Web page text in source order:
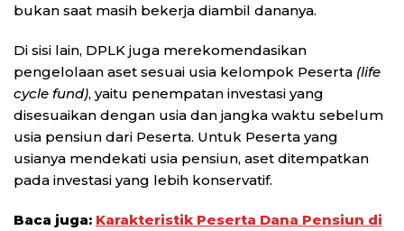
bukan saat masih bekerja diambil dananya.
Di sisi lain, DPLK juga merekomendasikan
pengelolaan aset sesuai usia kelompok Peserta (life
cycle fund), yaitu penempatan investasi yang
disesuaikan dengan usia dan jangka waktu sebelum
usia pensiun dari Peserta. Untuk Peserta yang
usianya mendekati usia pensiun, aset ditempatkan
pada investasi yang lebih konservatif.
Baca juga: Karakteristik Peserta Dana Pensiun di